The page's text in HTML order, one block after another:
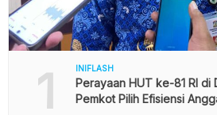
1 INIFLASH
Perayaan HUT ke-81 RI di
Pemkot Pilih Efisiensi